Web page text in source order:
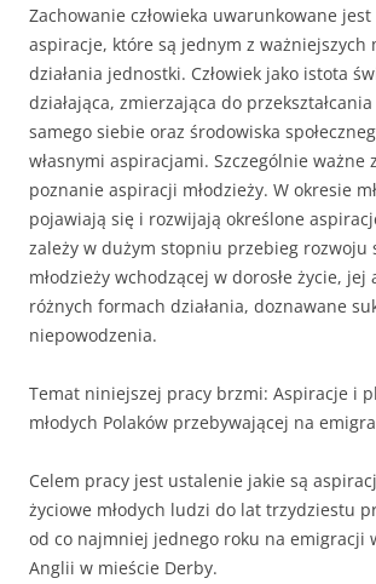
Zachowanie człowieka uwarunkowane
aspiracje, które są jednym z ważniejszych
działania jednostki. Człowiek jako istota
działająca, zmierzająca do
samego siebie oraz środowiska
własnymi aspiracjami. Szczególnie ważne
poznanie aspiracji młodzieży. W okresie
pojawiają się i rozwijają określone
zależy w dużym stopniu przebieg rozwoju
młodzieży wchodzącej w dorosłe życie, jej
różnych formach działania, doznawane
niepowodzenia.
Temat niniejszej pracy brzmi: Aspiracje i
młodych Polaków przebywającej na
Celem pracy jest ustalenie jakie są
życiowe młodych ludzi do lat trzydziestu
od co najmniej jednego roku na emigracji
Anglii w mieście Derby.